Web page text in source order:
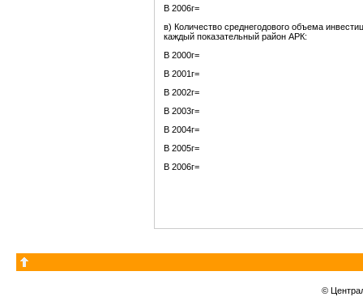
В 2006г=
в) Количество среднегодового объема
каждый показательный район АРК:
В 2000г=
В 2001г=
В 2002г=
В 2003г=
В 2004г=
В 2005г=
В 2006г=
©